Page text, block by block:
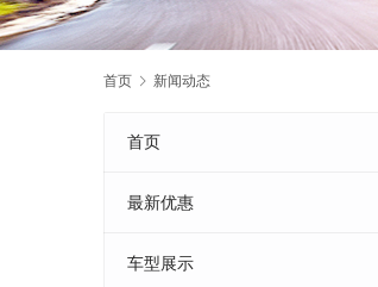
首页 新闻动态
首页
最新优惠
车型展示